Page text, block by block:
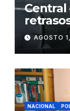
Central
de
Juliaca
AGOSTO
NACIONAL